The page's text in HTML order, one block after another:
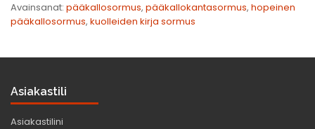
Avainsanat: pääkallosormus, pääkallokantasormus, hopeinen
pääkallosormus, kuolleiden kirja sormus
Asiakastili
Asiakastilini